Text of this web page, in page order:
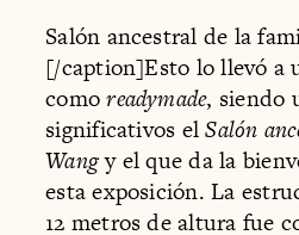
Salón ancestral de la
[/caption]Esto lo llevó a
comoreadymade, siendo
significativos elSalón
Wangy el que da la
esta exposición. La
12 metros de altura fue